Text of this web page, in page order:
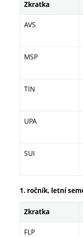
Zkratka
AVS
MSP
TIN
UPA
SUI
1. ročník, letní
Zkratka
FLP